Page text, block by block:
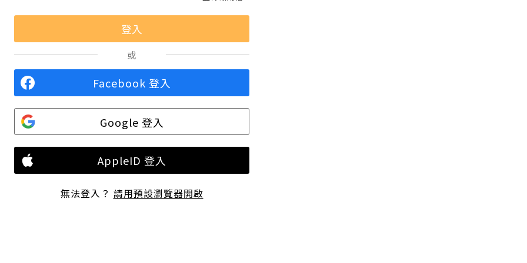
或
Facebook 登入
Google 登入
AppleID 登入
無法登入？ 請用預設瀏覽器開啟